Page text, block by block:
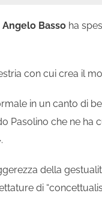
Angelo Bassoha
con cui crea il
in un canto di
Pasolino che ne ha
della
di